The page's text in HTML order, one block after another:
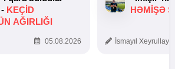
KEÇID
AĞIRLIĞI
05.08.2026
HƏMIŞƏ
İsmayıl